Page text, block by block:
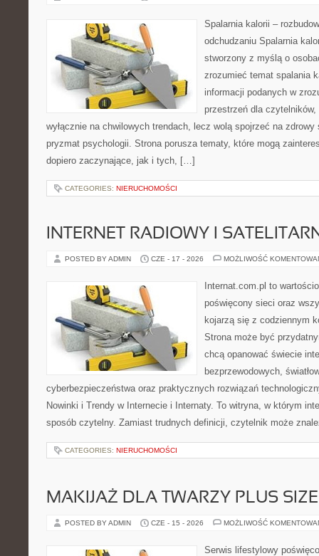
Spalarnia kalorii –
odchudzaniu Spalarnia
stworzony z myślą o
zrozumieć temat spalania
informacji podanych w
przestrzeń dla
wyłącznie na chwilowych trendach, lecz wolą spojrzeć na
pryzmat psychologii. Strona porusza tematy, które mogą
dopiero zaczynające, jak i tych, […]
CATEGORIES: NIERUCHOMOŚCI
INTERNET RADIOWY I
POSTED BY ADMIN CZE - 17 - 2026 MOŻLIWOŚĆ
Internat.com.pl to
poświęcony sieci oraz
kojarzą się z codziennym
Strona może być
chcą opanować świecie
bezprzewodowych,
cyberbezpieczeństwa oraz praktycznych rozwiązań
Nowinki i Trendy w Internecie i Internaty. To witryna, w którym
sposób czytelny. Zamiast trudnych definicji, czytelnik może
CATEGORIES: NIERUCHOMOŚCI
MAKIJAŻ DLA TWARZY PLUS SIZE
POSTED BY ADMIN CZE - 15 - 2026 MOŻLIWOŚĆ
Serwis lifestylowy